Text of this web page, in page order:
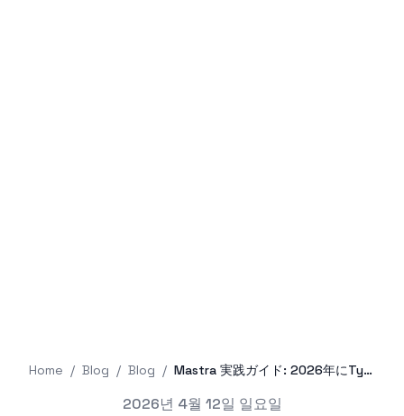
Home / Blog / Blog / Mastra 実践ガイド: 2026年にTypeScriptチームが本番AIエージェントへ採用する理由
2026년 4월 12일 일요일